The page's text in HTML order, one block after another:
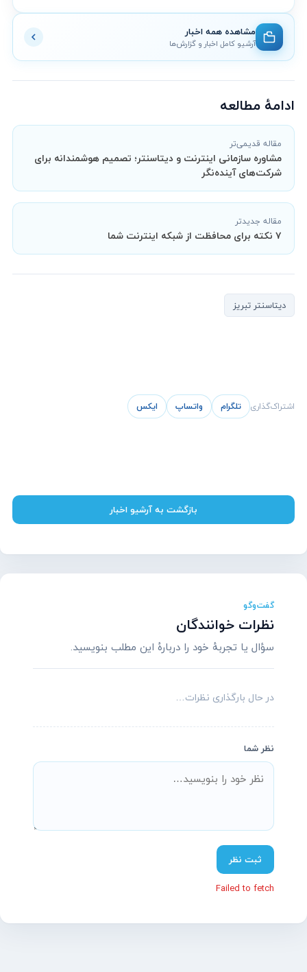
مشاهده همه اخبار
آرشیو کامل اخبار و گزارش‌ها
ادامهٔ مطالعه
مقاله قدیمی‌تر
مشاوره سازمانی اینترنت و دیتاسنتر؛ تصمیم هوشمندانه برای
شرکت‌های آینده‌نگر
مقاله جدیدتر
۷ نکته برای محافظت از شبکه اینترنت شما
دیتاسنتر تبریز
اشتراک‌گذاری تلگرام واتساپ ایکس
بازگشت به آرشیو اخبار
گفت‌وگو
نظرات خوانندگان
سؤال یا تجربهٔ خود را دربارهٔ این مطلب بنویسید.
در حال بارگذاری نظرات…
نظر شما
ثبت نظر
Failed to fetch
پشتیبانی آنلاین آسیاتکین
سلام! چطور می‌تونم کمکتون کنم؟
تیم پشتیبانی ما آماده پاسخگویی به سؤالات شماست.